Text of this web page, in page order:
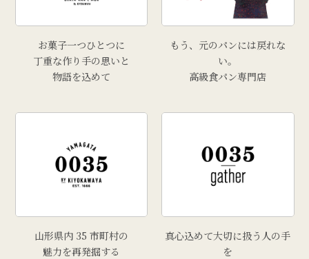
お菓子一つひとつに
丁重な作り手の思いと
物語を込めて
もう、元のパンには戻れな
い。
高級食パン専門店
山形県内 35 市町村の
魅力を再発掘する
真心込めて大切に扱う人の手
を